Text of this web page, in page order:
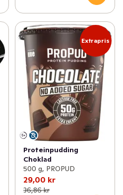
Extrapris
Proteinpudding
Choklad
500 g, PROPUD
29,00 kr
36,86 kr